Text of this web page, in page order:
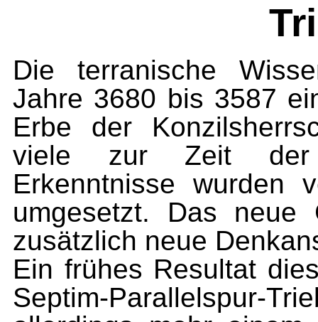
Die terranische
Jahre 3680 bis 3587
Erbe der
viele zur Zeit der
Erkenntnisse wurden
umgesetzt. Das neue
zusätzlich neue
Ein frühes Resultat
Septim-Parallelspur-